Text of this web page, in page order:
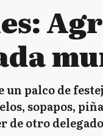
un palco de
sopapos,
de otro